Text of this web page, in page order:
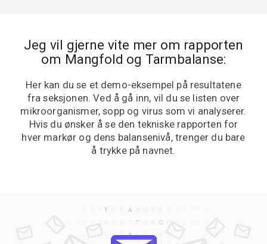
Jeg vil gjerne vite mer om rapporten
om Mangfold og Tarmbalanse:
Her kan du se et demo-eksempel på resultatene
fra seksjonen. Ved å gå inn, vil du se listen over
mikroorganismer, sopp og virus som vi analyserer.
Hvis du ønsker å se den tekniske rapporten for
hver markør og dens balansenivå, trenger du bare
å trykke på navnet.